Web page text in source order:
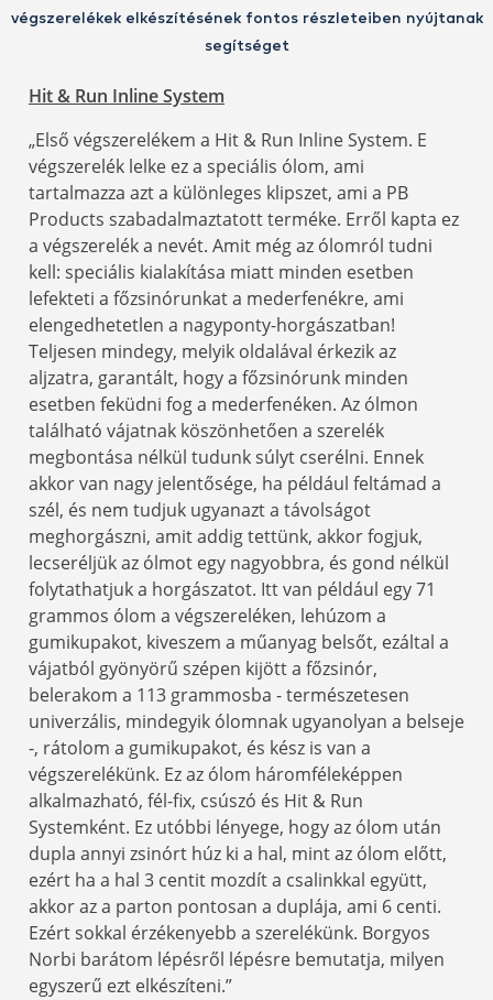
végszerelékek elkészítésének fontos részleteiben nyújtanak
segítséget
Hit & Run Inline System
„Első végszerelékem a Hit & Run Inline System. E
végszerelék lelke ez a speciális ólom, ami
tartalmazza azt a különleges klipszet, ami a PB
Products szabadalmaztatott terméke. Erről kapta ez
a végszerelék a nevét. Amit még az ólomról tudni
kell: speciális kialakítása miatt minden esetben
lefekteti a főzsinórunkat a mederfenékre, ami
elengedhetetlen a nagyponty-horgászatban!
Teljesen mindegy, melyik oldalával érkezik az
aljzatra, garantált, hogy a főzsinórunk minden
esetben feküdni fog a mederfenéken. Az ólmon
található vájatnak köszönhetően a szerelék
megbontása nélkül tudunk súlyt cserélni. Ennek
akkor van nagy jelentősége, ha például feltámad a
szél, és nem tudjuk ugyanazt a távolságot
meghorgászni, amit addig tettünk, akkor fogjuk,
lecseréljük az ólmot egy nagyobbra, és gond nélkül
folytathatjuk a horgászatot. Itt van például egy 71
grammos ólom a végszereléken, lehúzom a
gumikupakot, kiveszem a műanyag belsőt, ezáltal a
vájatból gyönyörű szépen kijött a főzsinór,
belerakom a 113 grammosba - természetesen
univerzális, mindegyik ólomnak ugyanolyan a belseje
-, rátolom a gumikupakot, és kész is van a
végszerelékünk. Ez az ólom háromféleképpen
alkalmazható, fél-fix, csúszó és Hit & Run
Systemként. Ez utóbbi lényege, hogy az ólom után
dupla annyi zsinórt húz ki a hal, mint az ólom előtt,
ezért ha a hal 3 centit mozdít a csalinkkal együtt,
akkor az a parton pontosan a duplája, ami 6 centi.
Ezért sokkal érzékenyebb a szerelékünk. Borgyos
Norbi barátom lépésről lépésre bemutatja, milyen
egyszerű ezt elkészíteni.”